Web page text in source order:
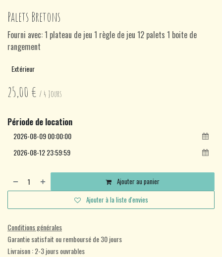
Palets Bretons
Fourni avec: 1 plateau de jeu 1 règle de jeu 12 palets 1 boite de
rangement
Extérieur
25,00 € / 4 Jours
Période de location
Ajouter au panier
Ajouter à la liste d'envies
Conditions générales
Garantie satisfait ou remboursé de 30 jours
Livraison : 2-3 jours ouvrables